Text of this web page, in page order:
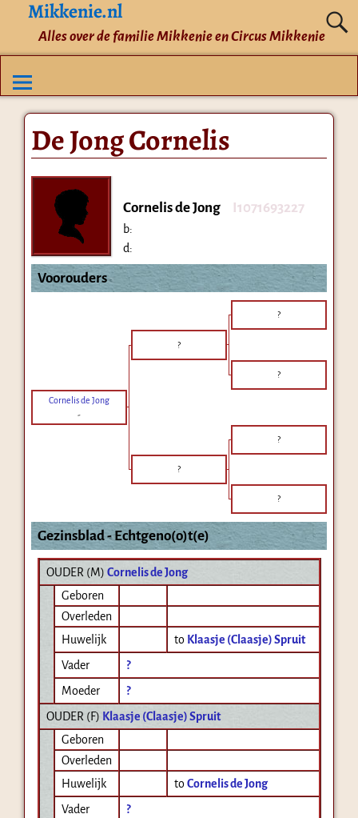
Mikkenie.nl
Alles over de familie Mikkenie en Circus Mikkenie
De Jong Cornelis
Cornelis de Jong I1071693227
b:
d:
Voorouders
?
?
?
Cornelis de Jong
-
?
?
?
Gezinsblad - Echtgeno(o)t(e)
OUDER (M) Cornelis de Jong
Geboren
Overleden
Huwelijk
to Klaasje (Claasje) Spruit
Vader
?
Moeder
?
OUDER (F) Klaasje (Claasje) Spruit
Geboren
Overleden
Huwelijk
toCornelis de Jong
Vader
?